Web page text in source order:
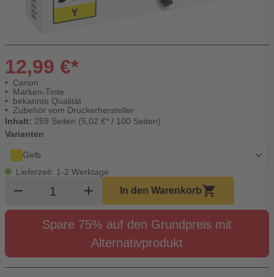
12,99 €*
Canon
Marken-Tinte
bekannte Qualität
Zubehör vom Druckerhersteller
Inhalt: 259 Seiten (5,02 €* / 100 Seiten)
Varianten
Gelb
Lieferzeit: 1-2 Werktage
remove Produkt Warenkorb Menge
add In den Warenkorbshopping_cart
Spare 75% auf den Grundpreis mit
Alternativprodukt